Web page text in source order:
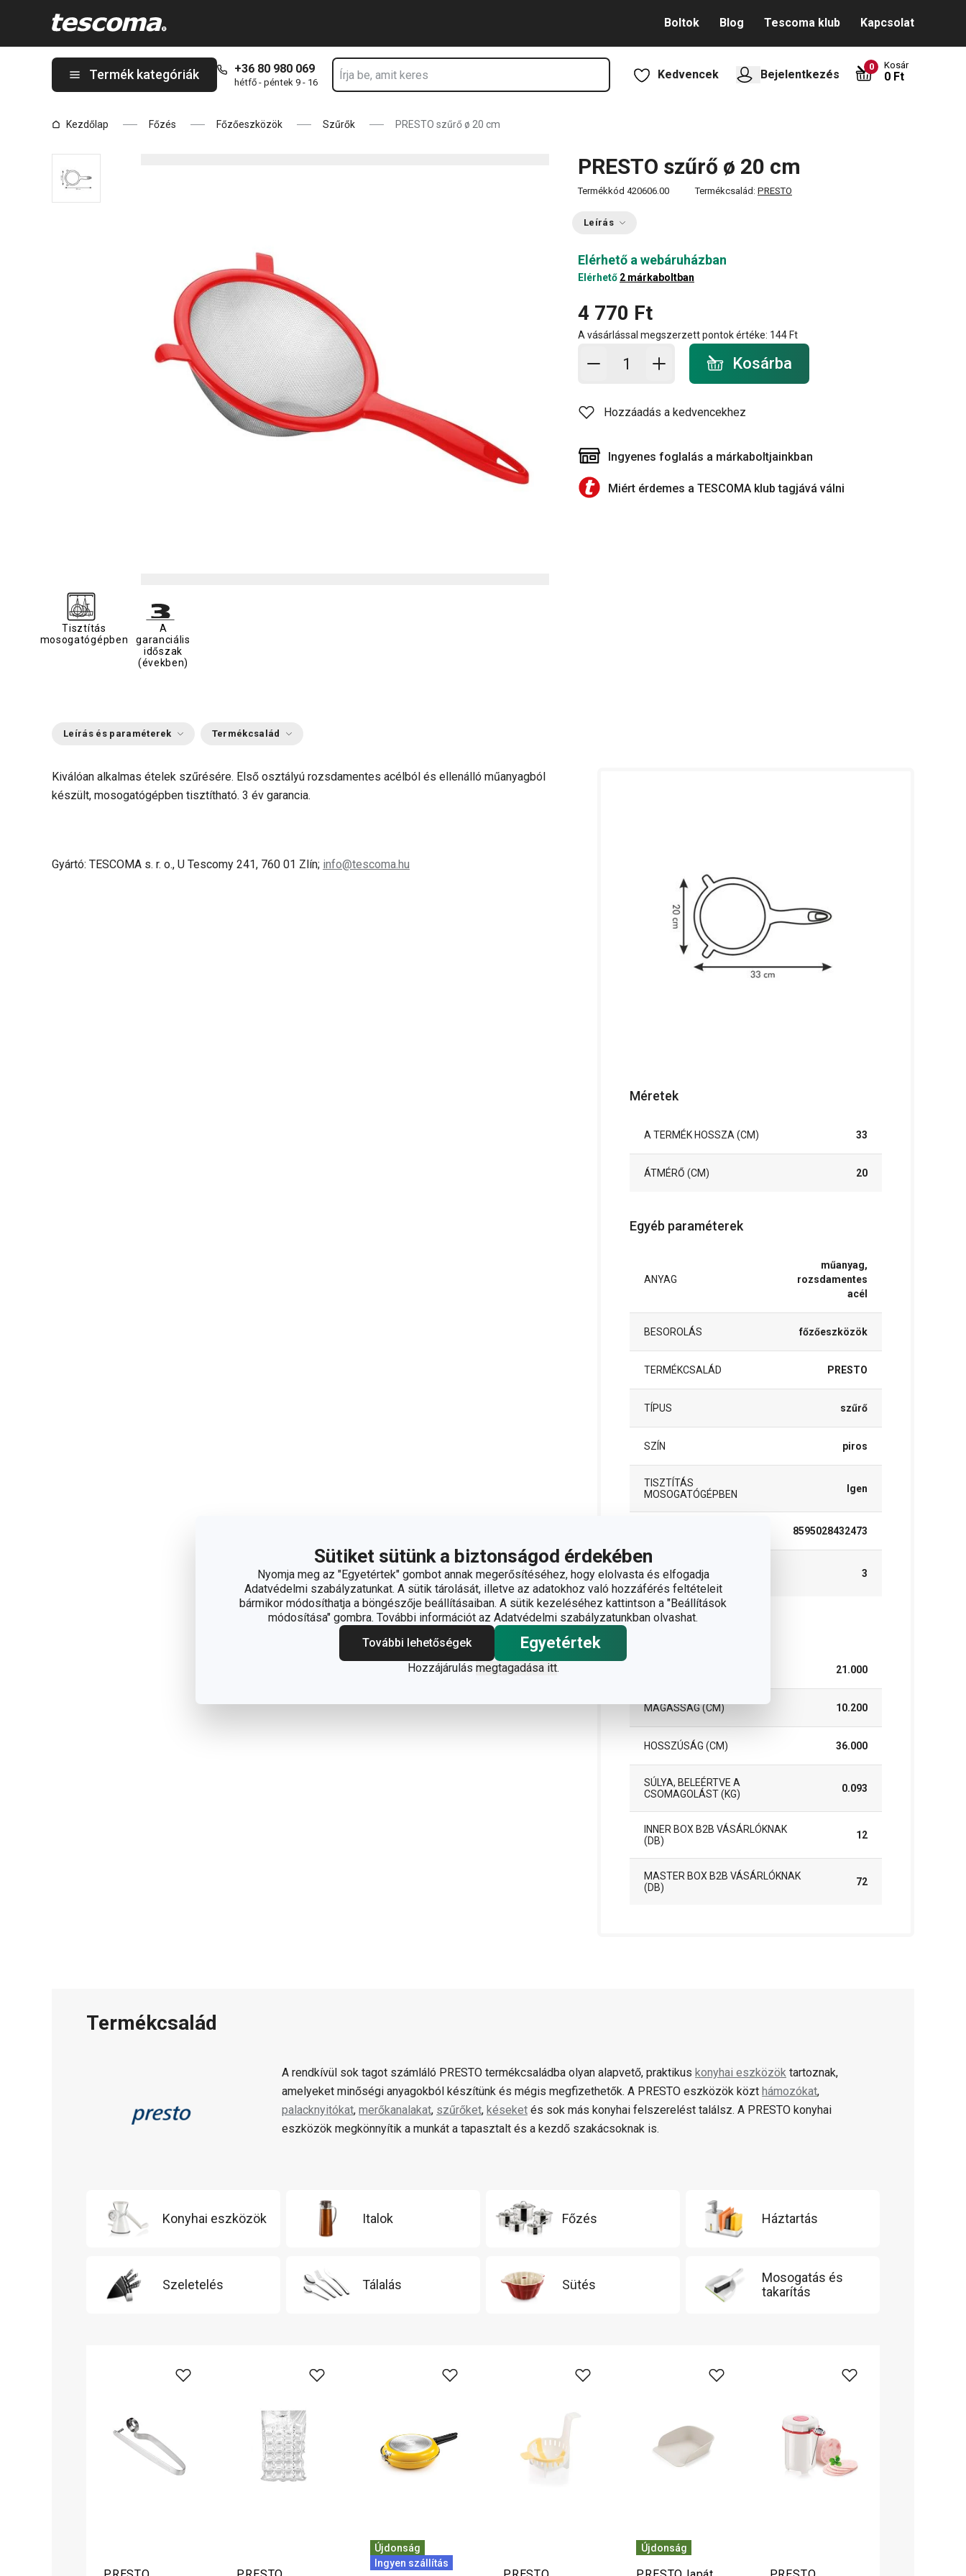
Sütiket sütünk a biztonságod érdekében
Nyomja meg az "Egyetértek" gombot annak megerősítéséhez, hogy elolvasta és elfogadja
Adatvédelmi szabályzatunkat. A sütik tárolását, illetve az adatokhoz való hozzáférés feltételeit
bármikor módosíthatja a böngészője beállításaiban. A sütik kezeléséhez kattintson a "Beállítások
módosítása" gombra. További információt az Adatvédelmi szabályzatunkban olvashat.
További lehetőségek
Egyetértek
Hozzájárulás megtagadása itt.
Boltok Blog Tescoma klub Kapcsolat
Termék kategóriák +36 80 980 069
hétfő - péntek 9 - 16
Kedvencek Bejelentkezés
0 Kosár
0 Ft
Kezdőlap Főzés Főzőeszközök Szűrők PRESTO szűrő ø 20 cm
PRESTO szűrő ø 20 cm
Termékkód 420606.00 Termékcsalád: PRESTO
Leírás
Elérhető a webáruházban
Elérhető 2 márkaboltban
4 770 Ft
A vásárlással megszerzett pontok értéke: 144 Ft
Kosárba - mennyiség
Kosárba
Hozzáadás a kedvencekhez
Ingyenes foglalás a márkaboltjainkban
Miért érdemes a TESCOMA klub tagjává válni
Tisztítás
mosogatógépben
A
garanciális
időszak
(években)
Leírás és paraméterek Termékcsalád
Kiválóan alkalmas ételek szűrésére. Első osztályú rozsdamentes acélból és ellenálló műanyagból
készült, mosogatógépben tisztítható. 3 év garancia.
Gyártó: TESCOMA s. r. o., U Tescomy 241, 760 01 Zlín; info@tescoma.hu
Méretek
A TERMÉK HOSSZA (CM) 33
ÁTMÉRŐ (CM) 20
Egyéb paraméterek
ANYAG
műanyag,
rozsdamentes
acél
BESOROLÁS főzőeszközök
TERMÉKCSALÁD PRESTO
TÍPUS szűrő
SZÍN piros
TISZTÍTÁS
MOSOGATÓGÉPBEN
Igen
8595028432473
A GARANCIÁLIS
IDŐSZAK (ÉVEKBEN)
3
21.000
MAGASSÁG (CM) 10.200
HOSSZÚSÁG (CM) 36.000
SÚLYA, BELEÉRTVE A
CSOMAGOLÁST (KG)
0.093
INNER BOX B2B VÁSÁRLÓKNAK
(DB)
12
MASTER BOX B2B VÁSÁRLÓKNAK
(DB)
72
Termékcsalád
A rendkívül sok tagot számláló PRESTO termékcsaládba olyan alapvető, praktikus konyhai eszközök tartoznak,
amelyeket minőségi anyagokból készítünk és mégis megfizethetők. A PRESTO eszközök közt hámozókat,
palacknyitókat, merőkanalakat, szűrőket, késeket és sok más konyhai felszerelést találsz. A PRESTO konyhai
eszközök megkönnyítik a munkát a tapasztalt és a kezdő szakácsoknak is.
Konyhai eszközök Italok Főzés Háztartás
Szeletelés Tálalás Sütés
Mosogatás és
takarítás
Újdonság
Ingyen szállítás
Újdonság